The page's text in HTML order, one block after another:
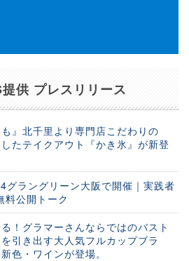
供 プレスリリース
』北千里より専門店こだわりの
たテイクアウト『かき氷』が新登
グラングリーン大阪で開催｜実践者
料公開トーク
！グラマーさんならではのバスト
引き出す大人気フルカップブラ
色・ワインが登場。